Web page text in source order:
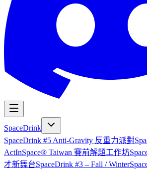
SpaceDrink
SpaceDrink #5 Anti-Gravity 反重力派對
ActInSpace® Taiwan 賽前解題工作坊
才新舞台SpaceDrink #3 – Fall / Winter